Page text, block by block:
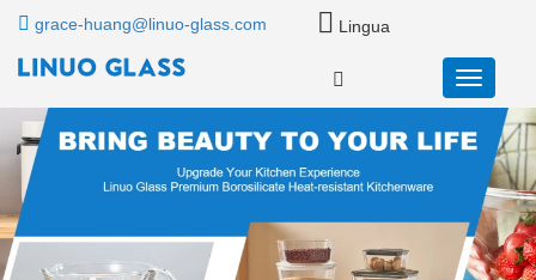
grace-huang@linuo-glass.com Lingua